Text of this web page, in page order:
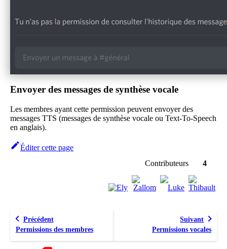
Envoyer des messages de synthèse vocale
Les membres ayant cette permission peuvent envoyer des
messages TTS (messages de synthèse vocale ou Text-To-Speech
en anglais).
Éditer cette page
Contributeurs
4
Précédent
Permissions des membres
Suivant
Permissions vocales